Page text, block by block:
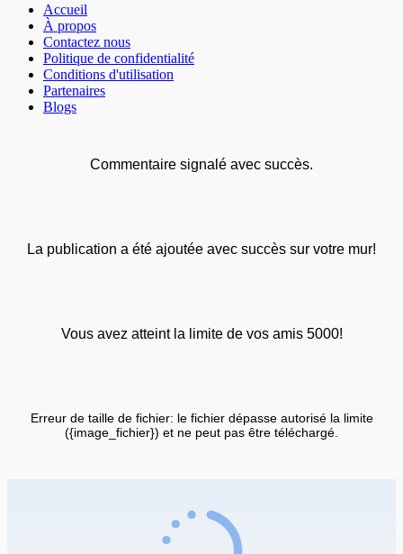
Accueil
À propos
Contactez nous
Politique de confidentialité
Conditions d'utilisation
Partenaires
Blogs
Commentaire signalé avec succès.
La publication a été ajoutée avec succès sur votre mur!
Vous avez atteint la limite de vos amis 5000!
Erreur de taille de fichier: le fichier dépasse autorisé la limite
({image_fichier}) et ne peut pas être téléchargé.